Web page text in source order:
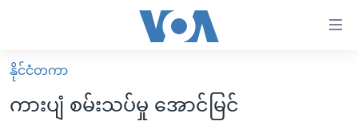
လွယ်ကူ
စေ
မူလစာမျက်နှာ
မြန်မာ
နိုင်ငံတကာ
ကားပျံ စမ်းသပ်မှု အောင်မြင်